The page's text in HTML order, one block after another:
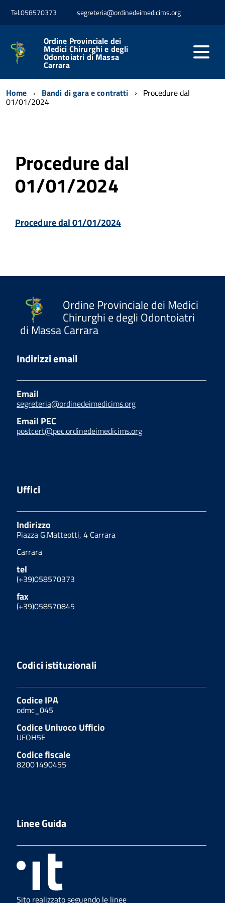
Tel.058570373 segreteria@ordinedeimedicims.org
Ordine Provinciale dei
Medici Chirurghi e degli
Odontoiatri di Massa
Carrara
Home Bandi di gara e contratti Procedure dal
01/01/2024
Procedure dal
01/01/2024
Procedure dal 01/01/2024
Ordine Provinciale dei Medici
Chirurghi e degli Odontoiatri
di Massa Carrara
Indirizzi email
Email
segreteria@ordinedeimedicims.org
Email PEC
postcert@pec.ordinedeimedicims.org
Uffici
Indirizzo
Piazza G.Matteotti, 4 Carrara
Carrara
tel
(+39)058570373
fax
(+39)058570845
Codici istituzionali
Codice IPA
odmc_045
Codice Univoco Ufficio
UFOH5E
Codice fiscale
82001490455
Linee Guida
Sito realizzato seguendo le linee